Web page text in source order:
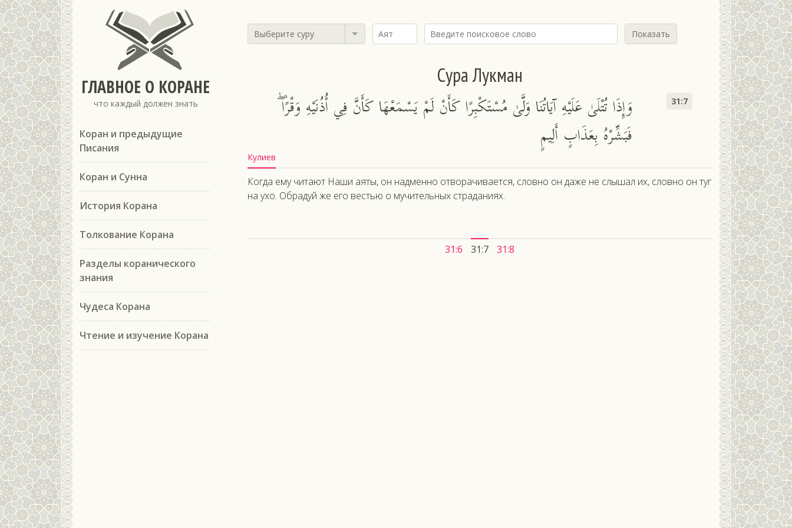
ГЛАВНОЕ О КОРАНЕ
что каждый должен знать
Коран и предыдущие
Писания
Коран и Сунна
История Корана
Толкование Корана
Разделы коранического
знания
Чудеса Корана
Чтение и изучение Корана
Выберите суру Показать
Сура Лукман
وَإِذَا تُتْلَىٰ عَلَيْهِ آيَاتُنَا وَلَّىٰ مُسْتَكْبِرًا كَأَنْ لَمْ يَسْمَعْهَا كَأَنَّ فِي أُذُنَيْهِ وَقْرًا ۖ
فَبَشِّرْهُ بِعَذَابٍ أَلِيمٍ
31:7
Кулиев
Когда ему читают Наши аяты, он надменно отворачивается, словно он даже не слышал их, словно он туг
на ухо. Обрадуй же его вестью о мучительных страданиях.
31:6 31:7 31:8